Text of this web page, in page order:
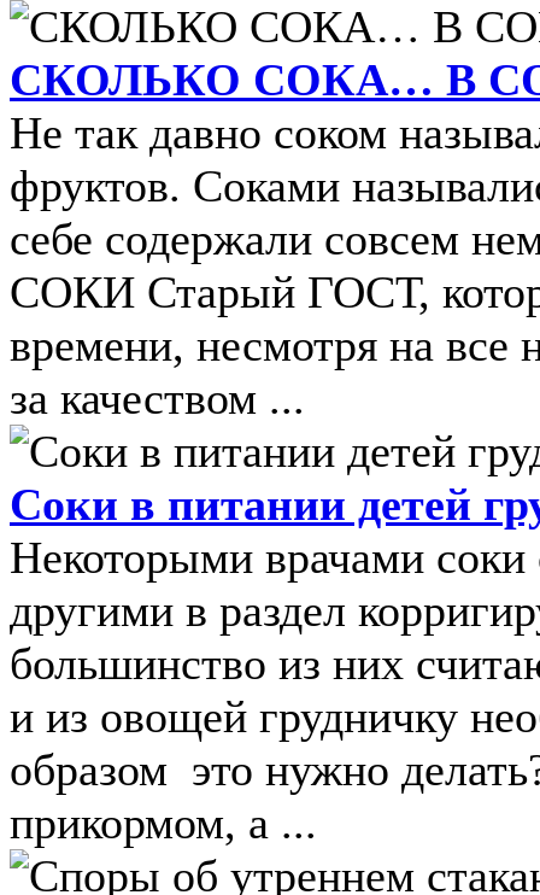
СКОЛЬКО СОКА… В
Не так давно соком
фруктов. Соками
себе содержали совсем
СОКИ Старый ГОСТ,
времени, несмотря на все
за качеством ...
Соки в питании детей
Некоторыми врачами соки
другими в раздел
большинство из них
и из овощей грудничку
образом это нужно
прикормом, а ...